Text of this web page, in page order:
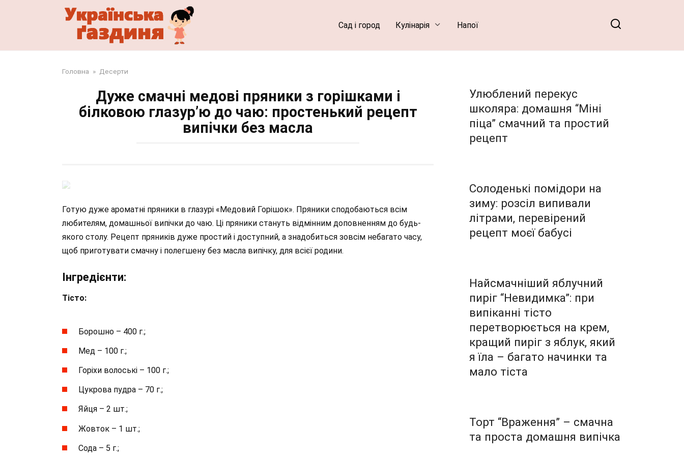
Сад і город Кулінарія Напої
Головна » Десерти
Дуже смачні медові пряники з горішками і
білковою глазур’ю до чаю: простенький рецепт
випічки без масла
Готую дуже ароматні пряники в глазурі «Медовий Горішок». Пряники сподобаються всім
любителям, домашньої випічки до чаю. Ці пряники стануть відмінним доповненням до будь-
якого столу. Рецепт пряників дуже простий і доступний, а знадобиться зовсім небагато часу,
щоб приготувати смачну і полегшену без масла випічку, для всієї родини.
Інгредієнти:
Тісто:
Борошно – 400 г.;
Мед – 100 г.;
Горіхи волоські – 100 г.;
Цукрова пудра – 70 г.;
Яйця – 2 шт.;
Жовток – 1 шт.;
Сода – 5 г.;
Улюблений перекус
школяра: домашня “Міні
піца” смачний та простий
рецепт
Солоденькі помідори на
зиму: розсіл випивали
літрами, перевірений
рецепт моєї бабусі
Найсмачніший яблучний
пиріг “Невидимка”: при
випіканні тісто
перетворюється на крем,
кращий пиріг з яблук, який
я їла – багато начинки та
мало тіста
Торт “Враження” – смачна
та проста домашня випічка